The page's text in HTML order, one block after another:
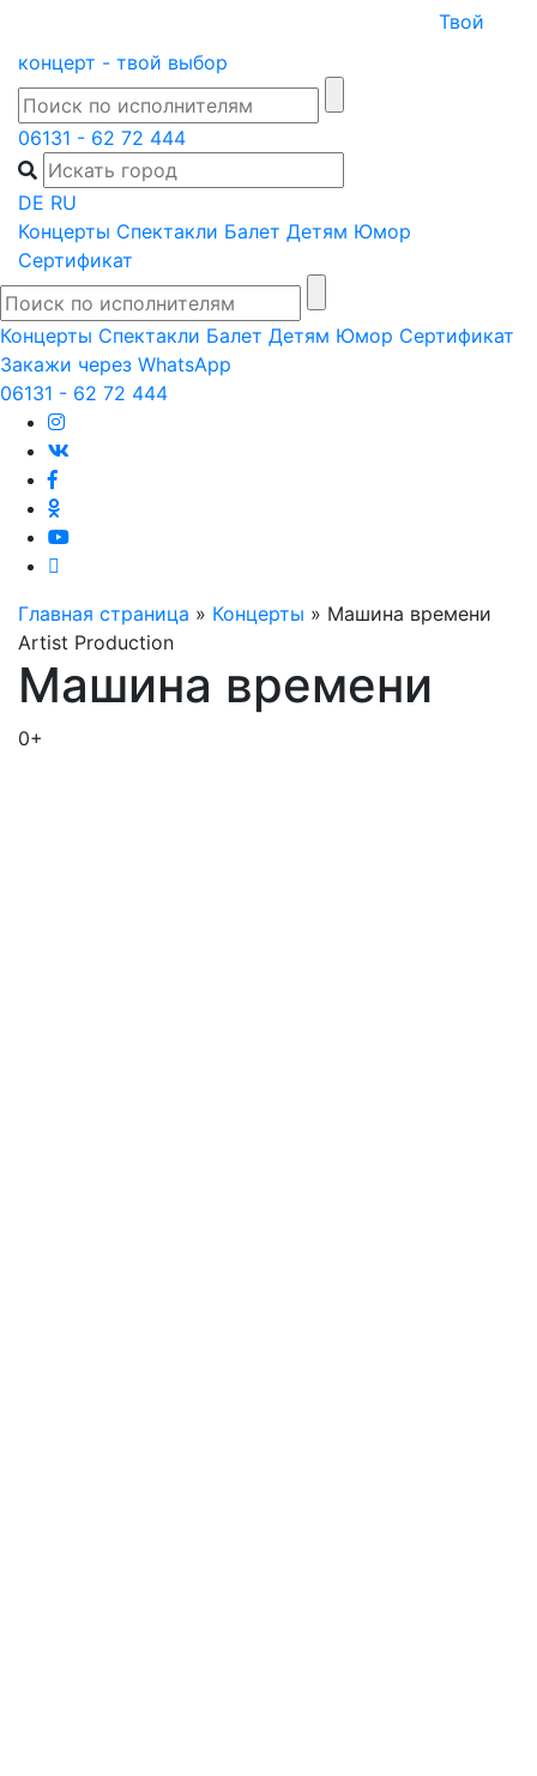
content
Твой
концерт - твой выбор
06131 - 62 72 444
DE RU
Концерты Спектакли Балет Детям Юмор
Сертификат
Концерты Спектакли Балет Детям Юмор Сертификат
Закажи через WhatsApp
06131 - 62 72 444
Главная страница » Концерты » Машина времени
Artist Production
Машина времени
0+